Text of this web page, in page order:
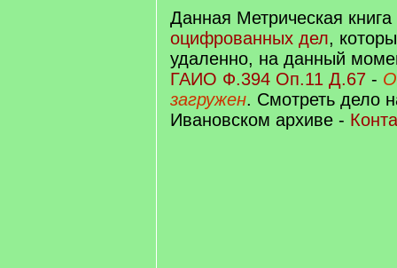
q
]
Данная Метрическая
оцифрованных дел,
удаленно, на данный
ГАИО Ф.394 Оп.11 Д.67 -
загружен. Смотреть дело
Ивановском архиве -